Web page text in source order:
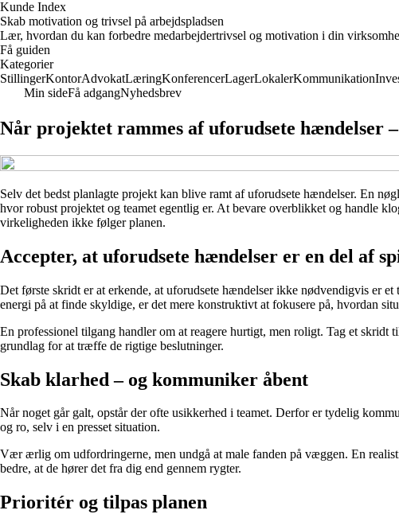
Kunde Index
Skab motivation og trivsel på arbejdspladsen
Lær, hvordan du kan forbedre medarbejdertrivsel og motivation i din
Få guiden
Kategorier
StillingerKontorAdvokatLæringKonferencerLagerLokalerKommunikation
Min sideFå adgangNyhedsbrev
Når projektet rammes af uforudsete hændelser
Selv det bedst planlagte projekt kan blive ramt af uforudsete hændelser. En
hvor robust projektet og teamet egentlig er. At bevare overblikket og handle
virkeligheden ikke følger planen.
Accepter, at uforudsete hændelser er en del af
Det første skridt er at erkende, at uforudsete hændelser ikke nødvendigvis er
energi på at finde skyldige, er det mere konstruktivt at fokusere på, hvordan
En professionel tilgang handler om at reagere hurtigt, men roligt. Tag et
grundlag for at træffe de rigtige beslutninger.
Skab klarhed – og kommuniker åbent
Når noget går galt, opstår der ofte usikkerhed i teamet. Derfor er tydelig
og ro, selv i en presset situation.
Vær ærlig om udfordringerne, men undgå at male fanden på væggen. En
bedre, at de hører det fra dig end gennem rygter.
Prioritér og tilpas planen